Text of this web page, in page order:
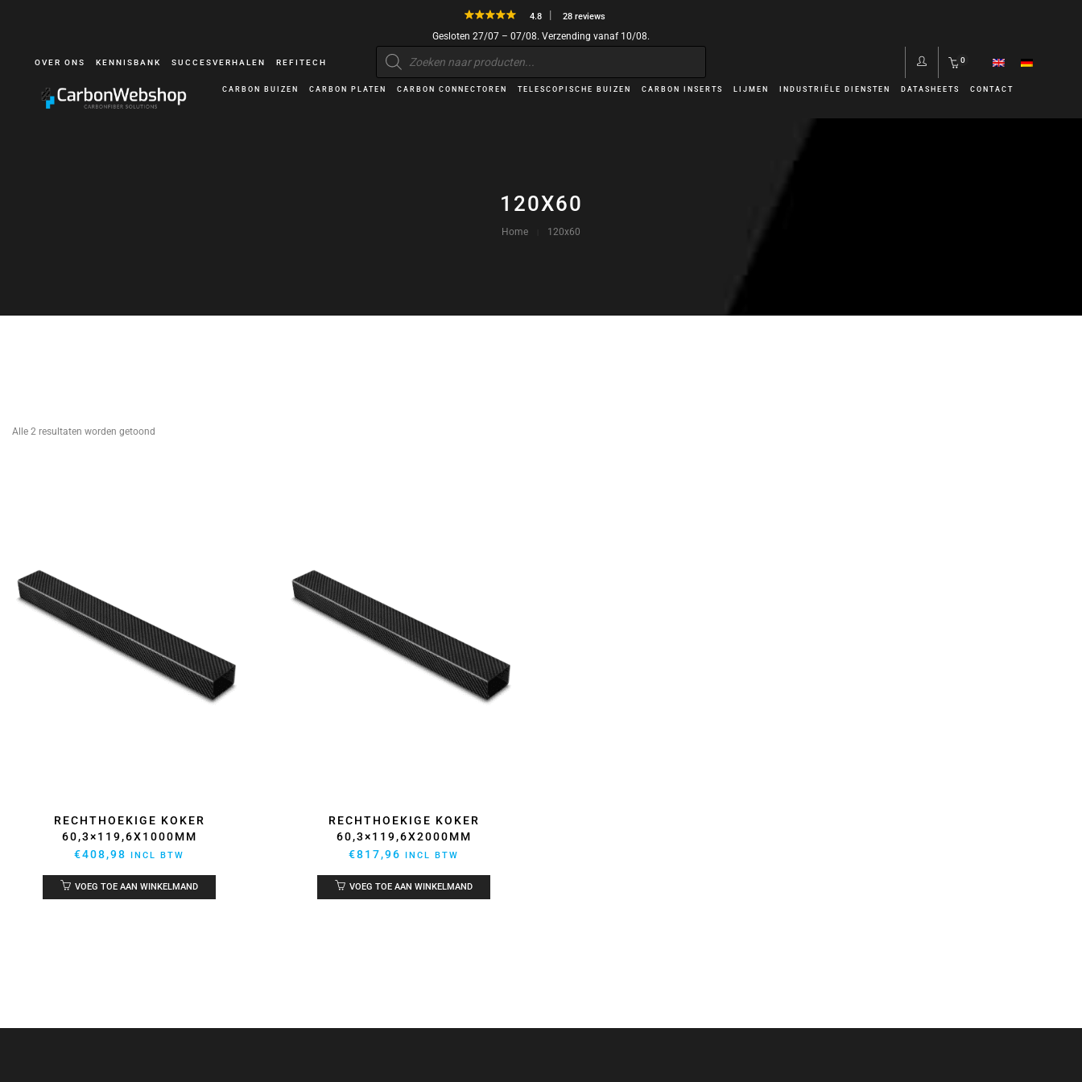
4.8 28 reviews
Gesloten 27/07 – 07/08. Verzending vanaf 10/08.
OVER ONS KENNISBANK SUCCESVERHALEN REFITECH
Producten
zoeken
0
CARBON BUIZEN CARBON PLATEN CARBON CONNECTOREN TELESCOPISCHE BUIZEN CARBON INSERTS LIJMEN INDUSTRIËLE DIENSTEN DATASHEETS CONTACT
120X60
Home 120x60
Alle 2 resultaten worden getoond
RECHTHOEKIGE KOKER
60,3×119,6X1000MM
€408,98 INCL BTW
VOEG TOE AAN WINKELMAND
RECHTHOEKIGE KOKER
60,3×119,6X2000MM
€817,96 INCL BTW
VOEG TOE AAN WINKELMAND